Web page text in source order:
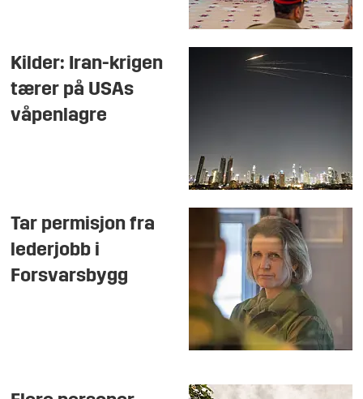
Kilder: Iran-krigen
tærer på USAs
våpenlagre
Tar permisjon fra
lederjobb i
Forsvarsbygg